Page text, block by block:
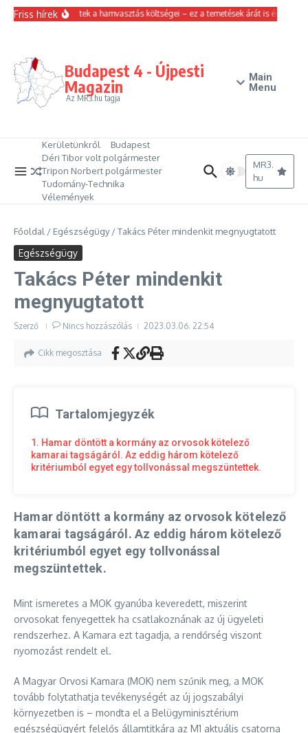
Ugrás a tartalomhoz
Friss hírekEmelkedtek a hamvasztás költségei – ez a temetések árát is érinti
Budapest 4 - Újpesti
Magazin
Az MR3.hu tagja
Main
Menu
Kerületünkről
Budapest
Déri Tibor volt polgármester
Tripon Norbert polgármester
Tudomány-Technika
Vélemények
MR3.
hu
Főoldal / Egészségügy/Takács Péter mindenkit megnyugtatott
Egészségügy
Takács Péter mindenkit
megnyugtatott
Szerző Nincs hozzászólás 2023.03.06. 22:54
Cikk megosztása
Tartalomjegyzék
1. Hamar döntött a kormány az orvosok kötelező
kamarai tagságáról. Az eddig három kötelező
kritériumból egyet egy tollvonással megszüntettek.
Hamar döntött a kormány az orvosok kötelező
kamarai tagságáról. Az eddig három kötelező
kritériumból egyet egy tollvonással
megszüntettek.
Mint ismeretes a MOK gyanúba keveredett, miszerint
orvosokat fenyegettek ha csatlakoznának az új ügyeleti
rendszerhez. A Kamara ezt tagadja, a rendőrség viszont
nyomozást rendelt el.
A Magyar Orvosi Kamara (MOK) nem szűnik meg, a MOK
tovább folytathatja tevékenységét az új jogszabályi
környezetben is – mondta el a Belügyminisztérium
egészségügyért felelős államtitkára az M1 aktuális csatorna